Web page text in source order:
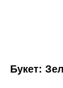
Букет: